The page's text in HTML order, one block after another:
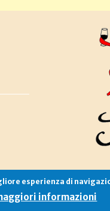
esperienza di
informazioni